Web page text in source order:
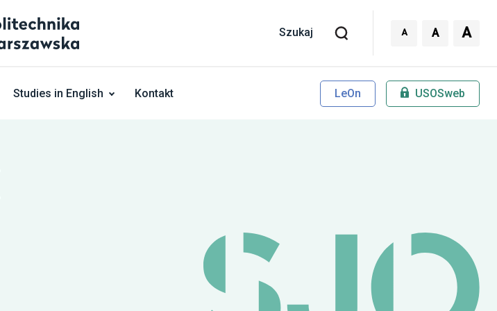
A A A
Studies in English Kontakt LeOn USOSweb